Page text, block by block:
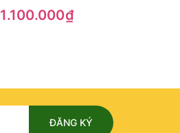
1.100.000₫
ĐĂNG KÝ